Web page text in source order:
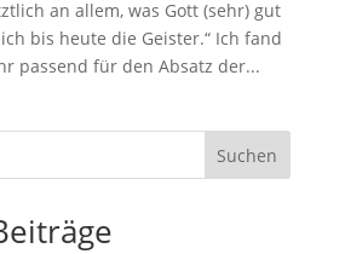
an allem, was Gott (sehr) gut
bis heute die Geister.“ Ich fand
passend für den Absatz der...
Suchen